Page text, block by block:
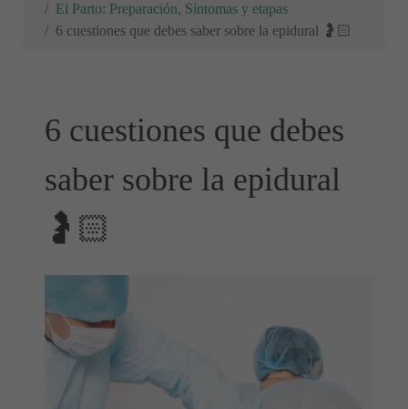
El Parto: Preparación, Síntomas y etapas
6 cuestiones que debes saber sobre la epidural 🤰🏻
6 cuestiones que debes
saber sobre la epidural
🤰🏻